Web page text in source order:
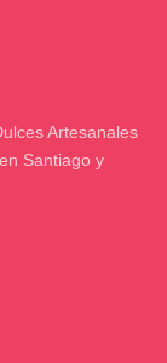
Artesanales
Santiago y